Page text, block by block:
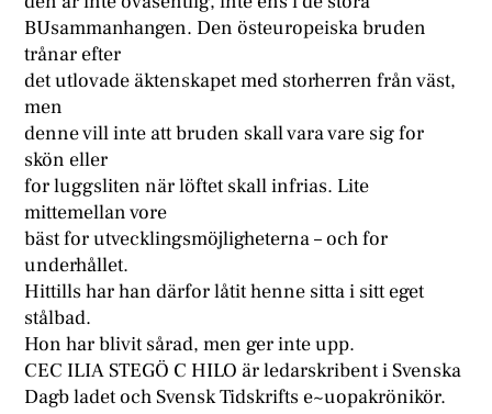
BUsammanhangen. Den östeuropeiska bruden
trånar efter
det utlovade äktenskapet med storherren från väst,
men
denne vill inte att bruden skall vara vare sig for
skön eller
for luggsliten när löftet skall infrias. Lite
mittemellan vore
bäst for utvecklingsmöjligheterna – och for
underhållet.
Hittills har han därfor låtit henne sitta i sitt eget
stålbad.
Hon har blivit sårad, men ger inte upp.
CEC ILIA STEGÖ C HILO är ledarskribent i Svenska
Dagb ladet och Svensk Tidskrifts e~uopakrönikör.